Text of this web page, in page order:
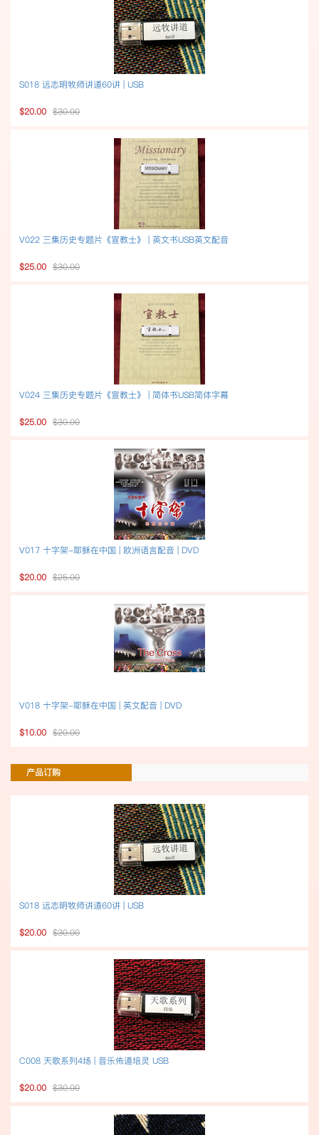
S018 远志明牧师讲道60讲 | USB
$20.00 $30.00
V022 三集历史专题片《宣教士》 | 英文书USB英文配音
$25.00 $30.00
V024 三集历史专题片《宣教士》 | 简体书USB简体字幕
$25.00 $30.00
V017 十字架-耶稣在中国 | 欧洲语言配音 | DVD
$20.00 $25.00
V018 十字架-耶稣在中国 | 英文配音 | DVD
$10.00 $20.00
产品订购
S018 远志明牧师讲道60讲 | USB
$20.00 $30.00
C008 天歌系列4场 | 音乐佈道培灵 USB
$20.00 $30.00